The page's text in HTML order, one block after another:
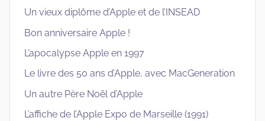
Un vieux diplôme d’Apple et de l’INSEAD
Bon anniversaire Apple !
L’apocalypse Apple en 1997
Le livre des 50 ans d’Apple, avec MacGeneration
Un autre Père Noël d’Apple
L’affiche de l’Apple Expo de Marseille (1991)